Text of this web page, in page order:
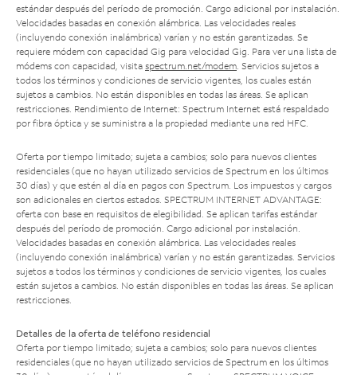
estándar después del período de promoción. Cargo adicional por instalación.
Velocidades basadas en conexión alámbrica. Las velocidades reales
(incluyendo conexión inalámbrica) varían y no están garantizadas. Se
requiere módem con capacidad Gig para velocidad Gig. Para ver una lista de
módems con capacidad, visita spectrum.net/modem . Servicios sujetos a
todos los términos y condiciones de servicio vigentes, los cuales están
sujetos a cambios. No están disponibles en todas las áreas. Se aplican
restricciones. Rendimiento de Internet: Spectrum Internet está respaldado
por fibra óptica y se suministra a la propiedad mediante una red HFC.
Oferta por tiempo limitado; sujeta a cambios; solo para nuevos clientes
residenciales (que no hayan utilizado servicios de Spectrum en los últimos
30 días) y que estén al día en pagos con Spectrum. Los impuestos y cargos
son adicionales en ciertos estados. SPECTRUM INTERNET ADVANTAGE:
oferta con base en requisitos de elegibilidad. Se aplican tarifas estándar
después del período de promoción. Cargo adicional por instalación.
Velocidades basadas en conexión alámbrica. Las velocidades reales
(incluyendo conexión inalámbrica) varían y no están garantizadas. Servicios
sujetos a todos los términos y condiciones de servicio vigentes, los cuales
están sujetos a cambios. No están disponibles en todas las áreas. Se aplican
restricciones.
Detalles de la oferta de teléfono residencial
Oferta por tiempo limitado; sujeta a cambios; solo para nuevos clientes
residenciales (que no hayan utilizado servicios de Spectrum en los últimos